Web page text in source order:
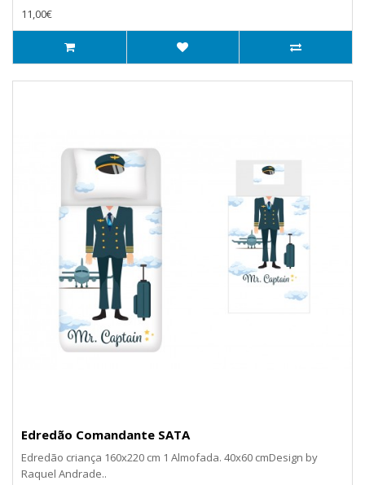
11,00€
Edredão Comandante SATA
Edredão criança 160x220 cm 1 Almofada. 40x60 cmDesign by
Raquel Andrade..